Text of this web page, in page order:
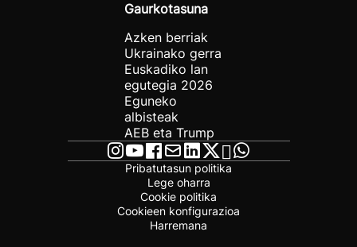
Gaurkotasuna
Azken berriak
Ukrainako gerra
Euskadiko lan
egutegia 2026
Eguneko
albisteak
AEB eta Trump
Pribatutasun politika
Lege oharra
Cookie politika
Cookieen konfigurazioa
Harremana